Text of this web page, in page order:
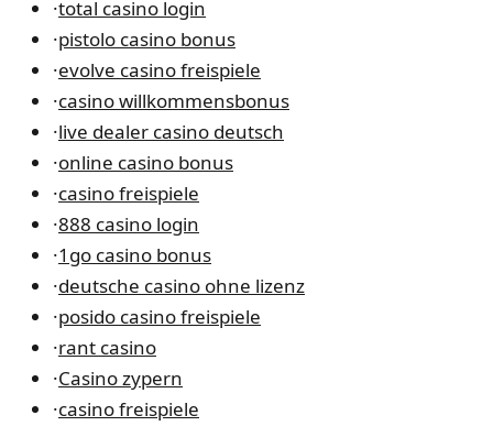
·total casino login
·pistolo casino bonus
·evolve casino freispiele
·casino willkommensbonus
·live dealer casino deutsch
·online casino bonus
·casino freispiele
·888 casino login
·1go casino bonus
·deutsche casino ohne lizenz
·posido casino freispiele
·rant casino
·Casino zypern
·casino freispiele